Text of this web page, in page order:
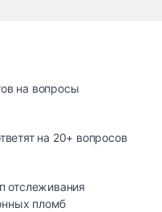
на вопросы
на 20+ вопросов
отслеживания
пломб